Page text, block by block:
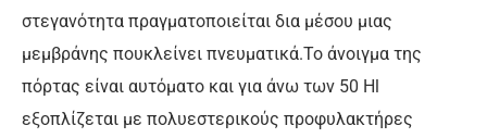
στεγανότητα πραγματοποιείται δια μέσου μιας
μεμβράνης πουκλείνει πνευματικά.Το άνοιγμα της
πόρτας είναι αυτόματο και για άνω των 50 Ηl
εξοπλίζεται με πολυεστερικούς προφυλακτήρες